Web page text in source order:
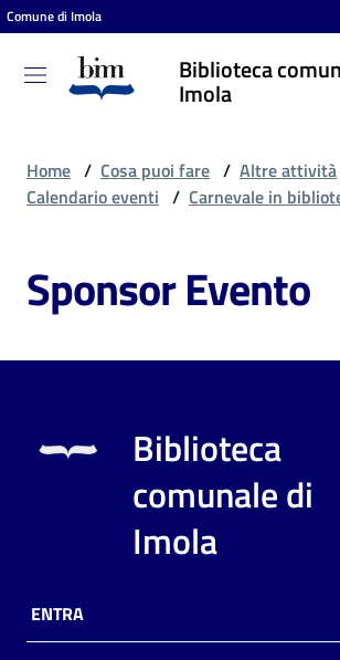
Vai al contenuto
Vai alla navigazione
Vai al footer
Comune di Imola
Biblioteca
Imola
Biblioteca
comunale
puoi
Risorse
online
Home / Cosa puoi fare / Altre attività
Calendario eventi / Carnevale in
Sponsor Evento
Biblioteca
comunale di
Imola
ENTRA